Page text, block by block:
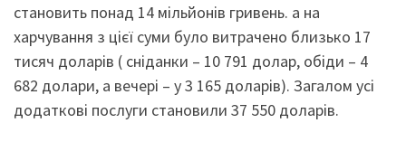
становить понад 14 мільйонів гривень. а на
харчування з цієї суми було витрачено близько 17
тисяч доларів ( сніданки – 10 791 долар, обіди – 4
682 долари, а вечері – у 3 165 доларів). Загалом усі
додаткові послуги становили 37 550 доларів.